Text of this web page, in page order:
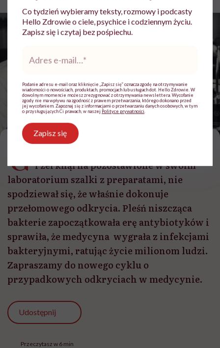
Alexander Fleming w swoim laboratorium /fot. Getty Images, Bettmann
G i zerknął na pozostawione w swoim
laboratorium szalki z preparatami, nie
spodziewał się, że właśnie dokonuje
przełomowego odkrycia. Pleśń niszcząca
bakterie zapoczątkowała erę antybiotyków i
sprawiła, że medycyna wygrała z infekcjami
bakteryjnymi, ratując życie milionom ludzi.
Zapraszamy do nowego cyklu o
przypadkowych odkryciach w medycynie.
Udostępnij
Przeczytasz w 6 min
Co tydzień wybieramy teksty, rozmowy i podcasty
Hello Zdrowie o ciele, psychice i codziennym życiu.
Zapisz się i czytaj bez pośpiechu.
mail*
Podanie adresu e-mail oraz kliknięcie „Zapisz się” oznacza zgodę na otrzymywanie
wiadomości o nowościach, produktach, promocjach lub usługach dot. Hello Zdrowie. W
dowolnym momencie możesz zrezygnować z otrzymywania newslettera. Wycofanie
zgody nie ma wpływu na zgodność z prawem przetwarzania, którego dokonano przed
jej wycofaniem. Zapoznaj się z informacjami o przetwarzaniu danych osobowych, w tym
o przysługujących Ci prawach, w naszej Polityce prywatności
Zapisz się